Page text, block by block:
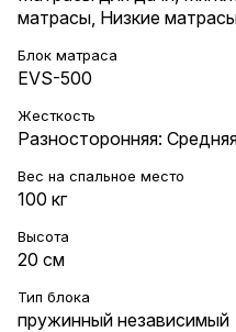
матрасы Низкие
Блок матраса
EVS-500
Жесткость
Разносторонняя:
Вес на cпальное место
100 кг
Высота
20 см
Тип блока
пружинный независимый